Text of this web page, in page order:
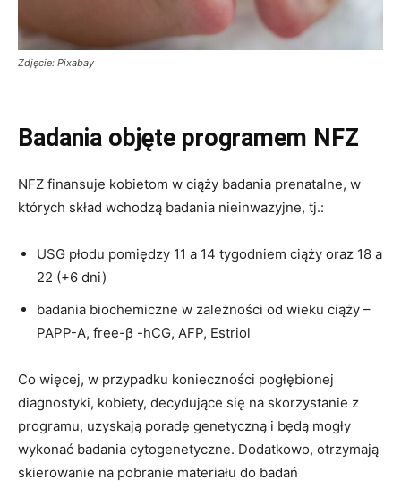
Zdjęcie: Pixabay
Badania objęte programem NFZ
NFZ finansuje kobietom w ciąży badania prenatalne, w
których skład wchodzą badania nieinwazyjne, tj.:
USG płodu pomiędzy 11 a 14 tygodniem ciąży oraz 18 a
22 (+6 dni)
badania biochemiczne w zależności od wieku ciąży –
PAPP-A, free-β -hCG, AFP, Estriol
Co więcej, w przypadku konieczności pogłębionej
diagnostyki, kobiety, decydujące się na skorzystanie z
programu, uzyskają poradę genetyczną i będą mogły
wykonać badania cytogenetyczne. Dodatkowo, otrzymają
skierowanie na pobranie materiału do badań